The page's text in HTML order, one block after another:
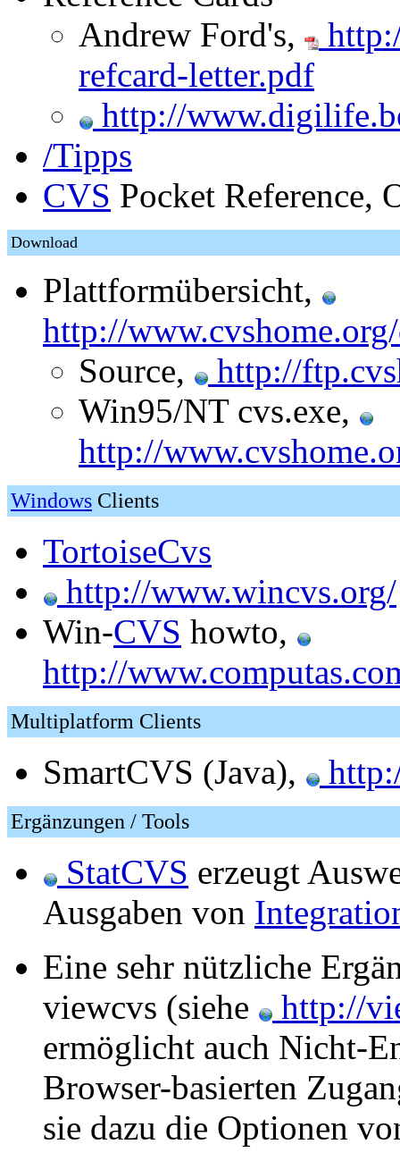
Andrew Ford's,
refcard-letter.pdf
http://
/Tipps
CVS Pocket Reference,
Download
Plattformübersicht,
http://
Source,
http://
Win95/NT cvs.exe,
http://
Windows Clients
TortoiseCvs
http://www.wincvs.org/
Win-CVS howto,
http://
Multiplatform Clients
SmartCVS (Java),
Ergänzungen / Tools
StatCVS erzeugt
Ausgaben von
Eine sehr nützliche
viewcvs (siehe
http://
ermöglicht auch Nicht-
Browser-basierten
sie dazu die Optionen